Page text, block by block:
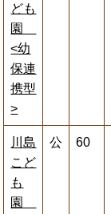
ども
園
<幼
保連
携型
>
川島
こど
も
園
公 60